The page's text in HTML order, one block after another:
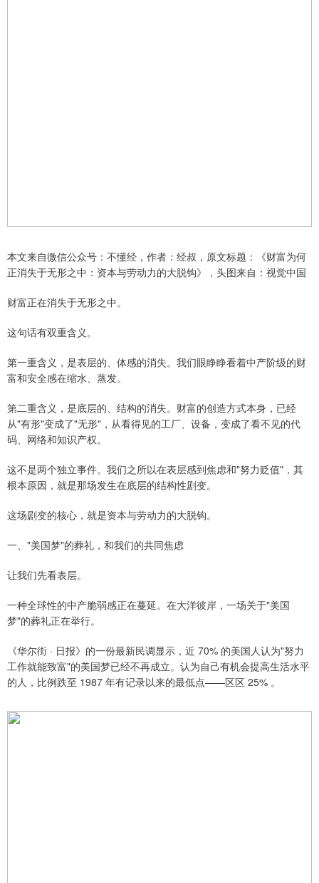
本文来自微信公众号：不懂经，作者：经叔，原文标题：《财富为何
正消失于无形之中：资本与劳动力的大脱钩》，头图来自：视觉中国
财富正在消失于无形之中。
这句话有双重含义。
第一重含义，是表层的、体感的消失。我们眼睁睁看着中产阶级的财
富和安全感在缩水、蒸发。
第二重含义，是底层的、结构的消失。财富的创造方式本身，已经
从"有形"变成了"无形"，从看得见的工厂、设备，变成了看不见的代
码、网络和知识产权。
这不是两个独立事件。我们之所以在表层感到焦虑和"努力贬值"，其
根本原因，就是那场发生在底层的结构性剧变。
这场剧变的核心，就是资本与劳动力的大脱钩。
一、"美国梦"的葬礼，和我们的共同焦虑
让我们先看表层。
一种全球性的中产脆弱感正在蔓延。在大洋彼岸，一场关于"美国
梦"的葬礼正在举行。
《华尔街 · 日报》的一份最新民调显示，近 70% 的美国人认为"努力
工作就能致富"的美国梦已经不再成立。认为自己有机会提高生活水平
的人，比例跌至 1987 年有记录以来的最低点——区区 25% 。